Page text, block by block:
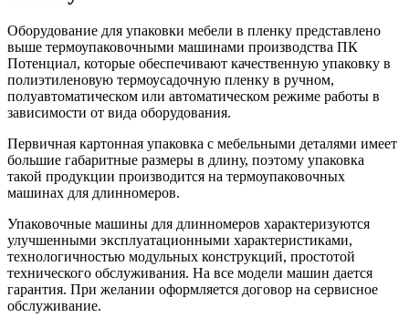
Оборудование для упаковки мебели в пленку представлено
выше термоупаковочными машинами производства ПК
Потенциал, которые обеспечивают качественную упаковку в
полиэтиленовую термоусадочную пленку в ручном,
полуавтоматическом или автоматическом режиме работы в
зависимости от вида оборудования.
Первичная картонная упаковка с мебельными деталями имеет
большие габаритные размеры в длину, поэтому упаковка
такой продукции производится на термоупаковочных
машинах для длинномеров.
Упаковочные машины для длинномеров характеризуются
улучшенными эксплуатационными характеристиками,
технологичностью модульных конструкций, простотой
технического обслуживания. На все модели машин дается
гарантия. При желании оформляется договор на сервисное
обслуживание.